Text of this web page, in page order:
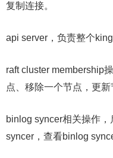
复制连接。
api server，负责整个
raft cluster membership
点、移除一个节点，更
binlog syncer相关操作
syncer，查看binlog